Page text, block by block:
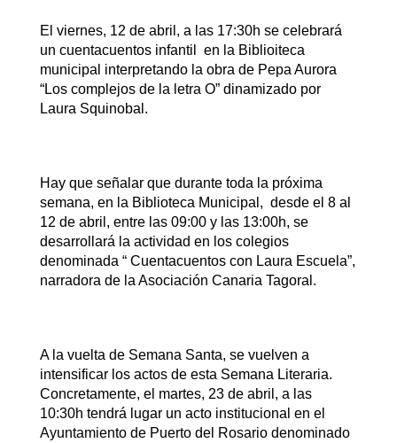
El viernes, 12 de abril, a las 17:30h se celebrará
un cuentacuentos infantil en la Biblioiteca
municipal interpretando la obra de Pepa Aurora
“Los complejos de la letra O” dinamizado por
Laura Squinobal.
Hay que señalar que durante toda la próxima
semana, en la Biblioteca Municipal, desde el 8 al
12 de abril, entre las 09:00 y las 13:00h, se
desarrollará la actividad en los colegios
denominada “ Cuentacuentos con Laura Escuela”,
narradora de la Asociación Canaria Tagoral.
A la vuelta de Semana Santa, se vuelven a
intensificar los actos de esta Semana Literaria.
Concretamente, el martes, 23 de abril, a las
10:30h tendrá lugar un acto institucional en el
Ayuntamiento de Puerto del Rosario denominado